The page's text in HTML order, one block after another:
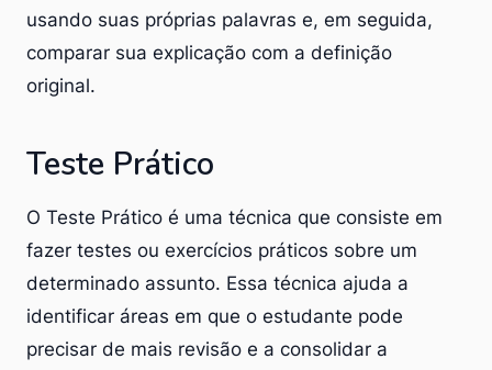
usando suas próprias palavras e, em seguida,
comparar sua explicação com a definição
original.
Teste Prático
O Teste Prático é uma técnica que consiste em
fazer testes ou exercícios práticos sobre um
determinado assunto. Essa técnica ajuda a
identificar áreas em que o estudante pode
precisar de mais revisão e a consolidar a